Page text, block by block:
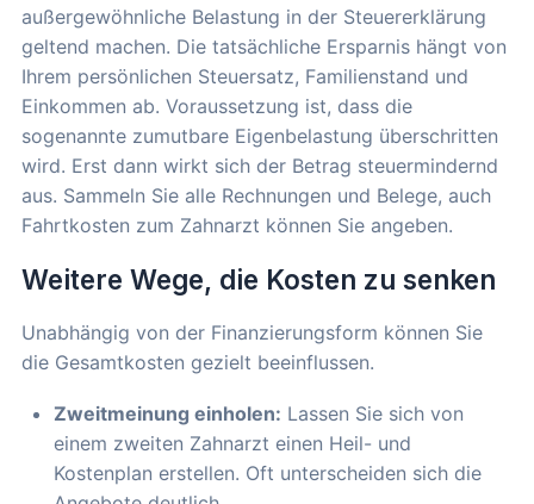
außergewöhnliche Belastung in der Steuererklärung
geltend machen. Die tatsächliche Ersparnis hängt von
Ihrem persönlichen Steuersatz, Familienstand und
Einkommen ab. Voraussetzung ist, dass die
sogenannte zumutbare Eigenbelastung überschritten
wird. Erst dann wirkt sich der Betrag steuermindernd
aus. Sammeln Sie alle Rechnungen und Belege, auch
Fahrtkosten zum Zahnarzt können Sie angeben.
Weitere Wege, die Kosten zu senken
Unabhängig von der Finanzierungsform können Sie
die Gesamtkosten gezielt beeinflussen.
Zweitmeinung einholen: Lassen Sie sich von
einem zweiten Zahnarzt einen Heil- und
Kostenplan erstellen. Oft unterscheiden sich die